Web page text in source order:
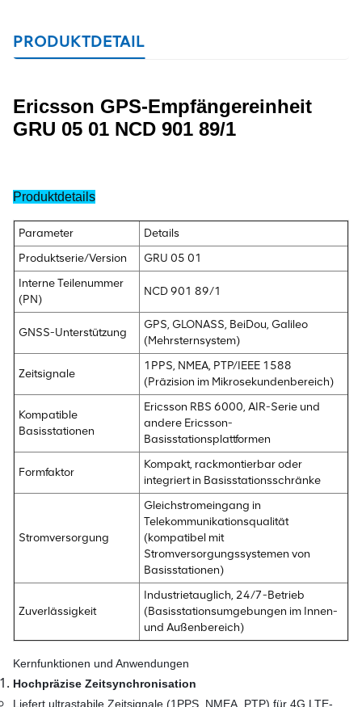
PRODUKTDETAIL
Ericsson GPS-Empfängereinheit
GRU 05 01 NCD 901 89/1
Produktdetails
Parameter
Details
Produktserie/Version
GRU 05 01
Interne Teilenummer
(PN)
NCD 901 89/1
GNSS-Unterstützung
GPS, GLONASS, BeiDou, Galileo
(Mehrsternsystem)
Zeitsignale
1PPS, NMEA, PTP/IEEE 1588
(Präzision im Mikrosekundenbereich)
Kompatible
Basisstationen
Ericsson RBS 6000, AIR-Serie und
andere Ericsson-
Basisstationsplattformen
Formfaktor
Kompakt, rackmontierbar oder
integriert in Basisstationsschränke
Stromversorgung
Gleichstromeingang in
Telekommunikationsqualität
(kompatibel mit
Stromversorgungssystemen von
Basisstationen)
Zuverlässigkeit
Industrietauglich, 24/7-Betrieb
(Basisstationsumgebungen im Innen-
und Außenbereich)
Kernfunktionen und Anwendungen
Hochpräzise Zeitsynchronisation
Liefert ultrastabile Zeitsignale (1PPS, NMEA, PTP) für 4G LTE-